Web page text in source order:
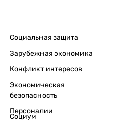
Социальная защита
Зарубежная экономика
Конфликт интересов
Экономическая
безопасность
Персоналии
Социум